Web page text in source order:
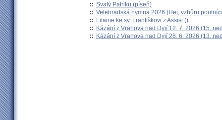
:: Svatý Patriku (píseň)
:: Velehradská hymna 2026 (Hej, vzhůru
:: Litanie ke sv. Františkovi z Assisi ()
:: Kázání z Vranova nad Dyjí 12. 7. 2026 (15.
:: Kázání z Vranova nad Dyjí 28. 6. 2026 (13.